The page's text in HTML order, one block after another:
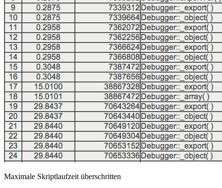
Maximale Skriptlaufzeit überschritten